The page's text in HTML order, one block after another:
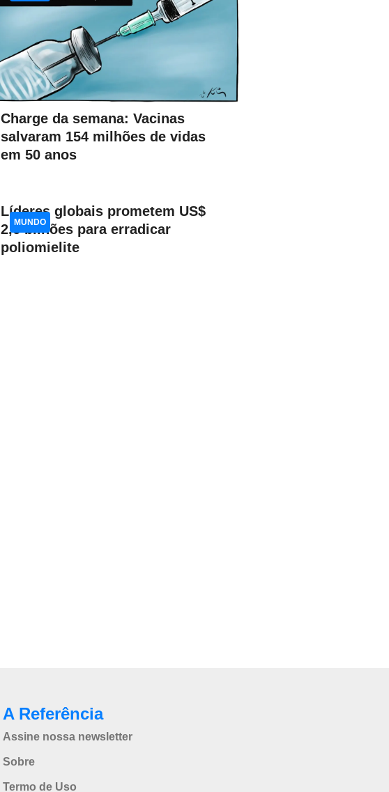
Charge da semana: Vacinas
salvaram 154 milhões de vidas
em 50 anos
Líderes globais prometem US$
2,6 bilhões para erradicar
poliomielite
MUNDO
A Referência
Assine nossa newsletter
Sobre
Termo de Uso